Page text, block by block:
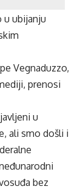
u ubijanju
Vegnaduzzo,
prenosi
u
ali smo došli i
bez